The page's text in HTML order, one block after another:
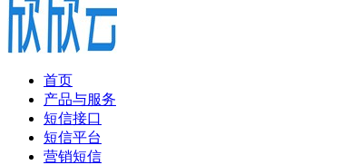
首页
产品与服务
短信接口
短信平台
营销短信